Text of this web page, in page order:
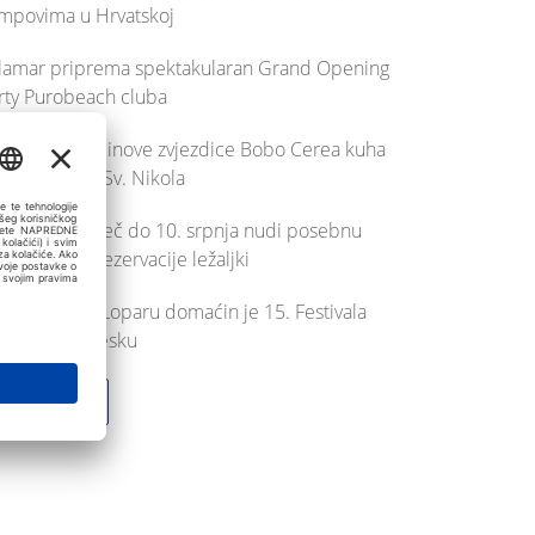
u Hrvatskoj
priprema spektakularan Grand Opening
Purobeach cluba
s 3 Michelinove zvjezdice Bobo Cerea kuha
na otoku Sv. Nikola
Poreč do 10. srpnja nudi posebnu
za rezervacije ležaljki
plaža u Loparu domaćin je 15. Festivala
u pijesku
još